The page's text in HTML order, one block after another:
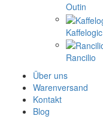
Outin
Kaffelogic
Rancilio
Über uns
Warenversand
Kontakt
Blog